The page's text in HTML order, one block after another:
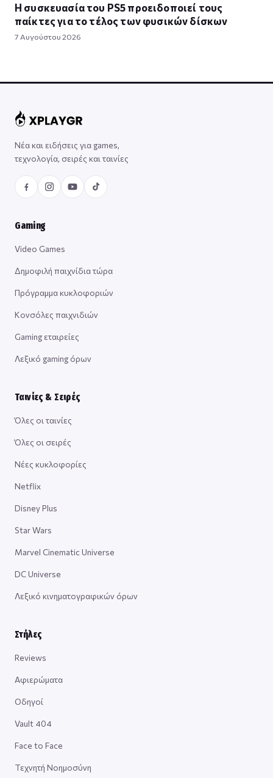
Η συσκευασία του PS5 προειδοποιεί τους
παίκτες για το τέλος των φυσικών δίσκων
7 Αυγούστου 2026
Νέα και ειδήσεις για games,
τεχνολογία, σειρές και ταινίες
Gaming
Video Games
Δημοφιλή παιχνίδια τώρα
Πρόγραμμα κυκλοφοριών
Κονσόλες παιχνιδιών
Gaming εταιρείες
Λεξικό gaming όρων
Ταινίες & Σειρές
Όλες οι ταινίες
Όλες οι σειρές
Νέες κυκλοφορίες
Netflix
Disney Plus
Star Wars
Marvel Cinematic Universe
DC Universe
Λεξικό κινηματογραφικών όρων
Στήλες
Reviews
Αφιερώματα
Οδηγοί
Vault 404
Face to Face
Τεχνητή Νοημοσύνη